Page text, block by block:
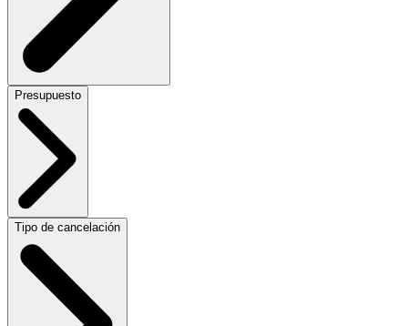
Presupuesto
Tipo de cancelación